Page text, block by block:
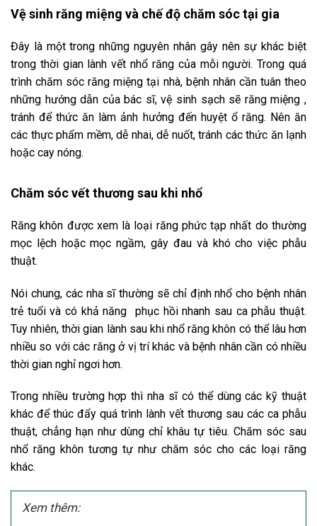
Vệ sinh răng miệng và chế độ chăm sóc tại gia
Đây là một trong những nguyên nhân gây nên sự khác biệt
trong thời gian lành vết nhổ răng của mỗi người. Trong quá
trình chăm sóc răng miệng tại nhà, bệnh nhân cần tuân theo
những hướng dẫn của bác sĩ, vệ sinh sạch sẽ răng miệng ,
tránh để thức ăn làm ảnh hưởng đến huyệt ổ răng. Nên ăn
các thực phẩm mềm, dễ nhai, dễ nuốt, tránh các thức ăn lạnh
hoặc cay nóng.
Chăm sóc vết thương sau khi nhổ
Răng khôn được xem là loại răng phức tạp nhất do thường
mọc lệch hoặc mọc ngầm, gây đau và khó cho việc phẫu
thuật.
Nói chung, các nha sĩ thường sẽ chỉ định nhổ cho bệnh nhân
trẻ tuổi và có khả năng phục hồi nhanh sau ca phẫu thuật.
Tuy nhiên, thời gian lành sau khi nhổ răng khôn có thể lâu hơn
nhiều so với các răng ở vị trí khác và bệnh nhân cần có nhiều
thời gian nghỉ ngơi hơn.
Trong nhiều trường hợp thì nha sĩ có thể dùng các kỹ thuật
khác để thúc đẩy quá trình lành vết thương sau các ca phẫu
thuật, chẳng hạn như dùng chỉ khâu tự tiêu. Chăm sóc sau
nhổ răng khôn tương tự như chăm sóc cho các loại răng
khác.
Xem thêm: